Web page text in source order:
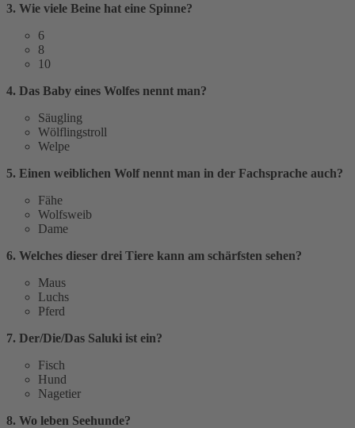
3. Wie viele Beine hat eine Spinne?
6
8
10
4. Das Baby eines Wolfes nennt man?
Säugling
Wölflingstroll
Welpe
5. Einen weiblichen Wolf nennt man in der Fachsprache auch?
Fähe
Wolfsweib
Dame
6. Welches dieser drei Tiere kann am schärfsten sehen?
Maus
Luchs
Pferd
7. Der/Die/Das Saluki ist ein?
Fisch
Hund
Nagetier
8. Wo leben Seehunde?